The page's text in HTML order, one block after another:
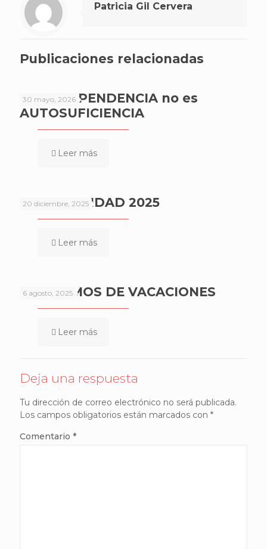
Patricia Gil Cervera
Publicaciones relacionadas
30 mayo, 2026
AUTODEPENDENCIA no es
AUTOSUFICIENCIA
Leer más
20 diciembre, 2025
FELIZ NAVIDAD 2025
Leer más
6 agosto, 2025
NOS VAMOS DE VACACIONES
Leer más
Deja una respuesta
Tu dirección de correo electrónico no será publicada.
Los campos obligatorios están marcados con *
Comentario *